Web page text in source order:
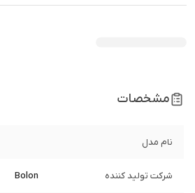
مشخصات
نام مدل
شرکت تولید کننده Bolon